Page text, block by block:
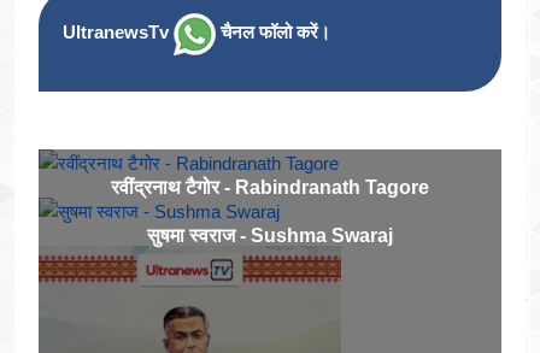
UltranewsTv चैनल फॉलो करें।
रवींद्रनाथ टैगोर - Rabindranath Tagore
सुषमा स्वराज - Sushma Swaraj